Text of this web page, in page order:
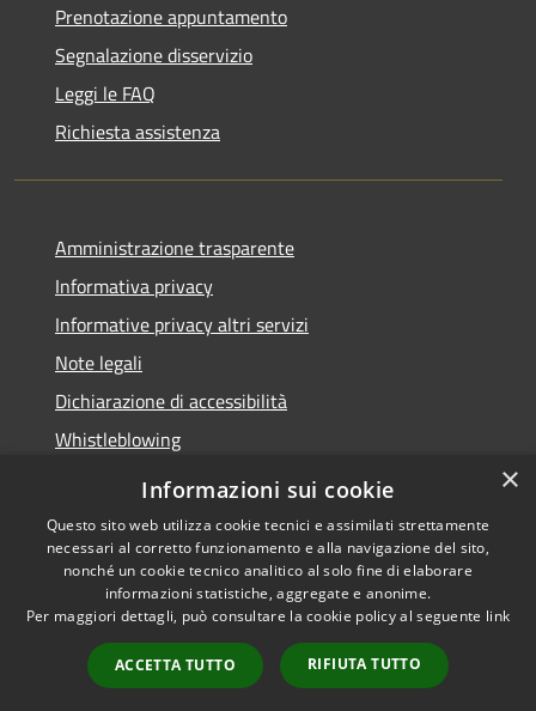
Prenotazione appuntamento
Segnalazione disservizio
Leggi le FAQ
Richiesta assistenza
Amministrazione trasparente
Informativa privacy
Informative privacy altri servizi
Note legali
Dichiarazione di accessibilità
Whistleblowing
RSS
Accessibilità
Privacy
Mappa del sito
Copyright © 2026 • Comune di
Bussolengo • Powered by
Municipium•Accesso
redazione
×
Informazioni sui cookie
Questo sito web utilizza cookie tecnici e assimilati strettamente
necessari al corretto funzionamento e alla navigazione del sito,
nonché un cookie tecnico analitico al solo fine di elaborare
informazioni statistiche, aggregate e anonime.
Per maggiori dettagli, può consultare la cookie policy al seguente link
ACCETTA TUTTO RIFIUTA TUTTO